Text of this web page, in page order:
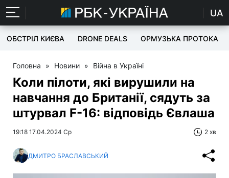
UA
ОБСТРІЛ КИЄВА DRONE DEALS ОРМУЗЬКА ПРОТОКА
Головна » Новини » Війна в Україні
Коли пілоти, які вирушили на
навчання до Британії, сядуть за
штурвал F-16: відповідь Євлаша
19:18 17.04.2024 Ср 2 хв
ДМИТРО БРАСЛАВСЬКИЙ